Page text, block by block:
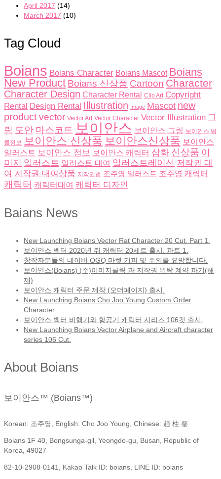
April 2017 (14)
March 2017 (10)
Tag Cloud
Boians Boians Character Boians Mascot Boians
New Product Boians 신상품 Cartoon Character
Character Design Character Rental Clip Art Copyright
Rental Design Rental Illustration Image Mascot new
productvector Vector Art Vector Character Vector Illustration 그
림 도안 마스코트 보이안스 보이안스 그림 보이안스 법
률정보
보이안스 신상품 보이안스신상품 보이안스
일러스트 보이안스 정보 보이안스 캐릭터 삽화 신상품 이
미지 일러스트 일러스트 대여 일러스트레이션 저작권 대
여 저작권 대여상품 저작권법 조주영 일러스트 조주영 캐릭터
캐릭터 캐릭터대여 캐릭터 디자인
Baians News
New Launching Boians Vector Rat Character 20 Cut. Part 1.
보이안스 벡터 2020년 쥐 캐릭터 20세트 출시. 파트 1.
창작자분들의 네이버 OGQ 마켓 기피 및 주의를 요망합니다.
보이안스(Boians) (주)이미지클릭 과 저작권 위탁 계약 파기(해
제)
보이안스 캐릭터 주문 제작 (오더페이지) 출시.
New Launching Boians Cho Joo Young Custom Order
Character.
보이안스 벡터 비행기와 항공기 캐릭터 시리즈 106컷 출시.
New Launching Boians Vector Airplane and Aircraft character
series 106 Cut.
About Boians
보이안스™ (Boians™)
Korean: 조주영, English: Cho Joo Young, Chinese: 趙 柱 瑩
Boians 1F 40, Bongsunga-gil, Yeongdo-gu, Busan, Republic of
Korea, 49027
82-10-2908-0141, Kakao Talk ID: boians, LINE ID: boians